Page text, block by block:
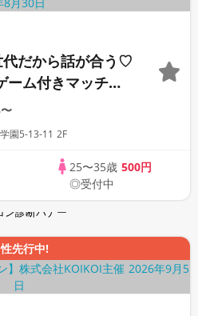
代だから話が合う♡
ーム付きマッチン
園5-13-11 2F
25〜35歳 500円
◎受付中
先行中!